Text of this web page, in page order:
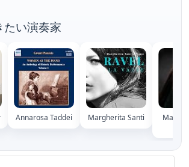
たい演奏家
Annarosa Taddei Margherita Santi
Maria